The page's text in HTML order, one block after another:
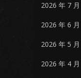
2026 年 7 月
2026 年 6 月
2026 年 5 月
2026 年 4 月